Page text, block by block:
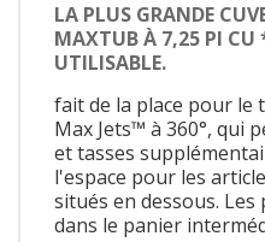
LA PLUS GRANDE
MAXTUB À 7,25 PI CU
UTILISABLE.
fait de la place pour le
Max Jets™ à 360°, qui
et tasses
l'espace pour les
situés en dessous.
dans le panier